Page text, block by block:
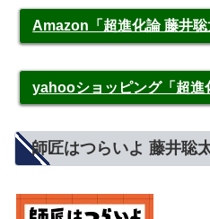
Amazon「超進化論 藤井
yahooショッピング「超進
師匠はつらいよ 藤井聡